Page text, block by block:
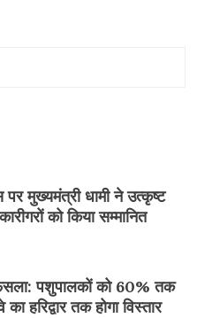
पर मुख्यमंत्री धामी ने उत्कृष्ट
को किया सम्मानित
पशुपालकों को 60% तक
हरिद्वार तक होगा विस्तार